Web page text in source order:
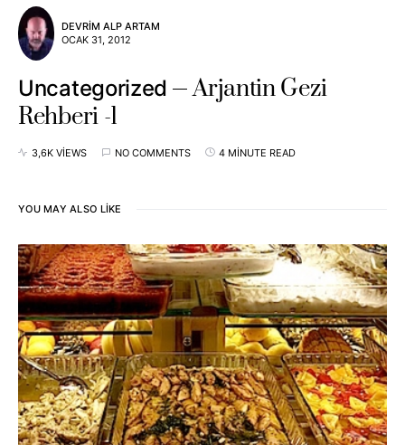
DEVRIM ALP ARTAM
OCAK 31, 2012
Uncategorized
Arjantin Gezi
Rehberi -1
3,6K VIEWS NO COMMENTS 4 MINUTE READ
YOU MAY ALSO LIKE